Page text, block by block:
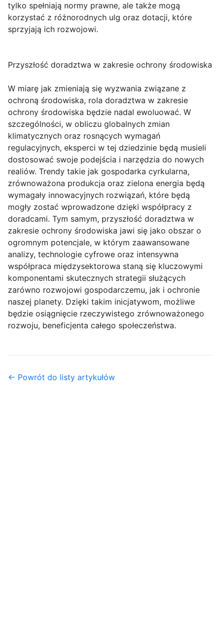
tylko spełniają normy prawne, ale także mogą
korzystać z różnorodnych ulg oraz dotacji, które
sprzyjają ich rozwojowi.
Przyszłość doradztwa w zakresie ochrony środowiska
W miarę jak zmieniają się wyzwania związane z
ochroną środowiska, rola doradztwa w zakresie
ochrony środowiska będzie nadal ewoluować. W
szczególności, w obliczu globalnych zmian
klimatycznych oraz rosnących wymagań
regulacyjnych, eksperci w tej dziedzinie będą musieli
dostosować swoje podejścia i narzędzia do nowych
realiów. Trendy takie jak gospodarka cyrkularna,
zrównoważona produkcja oraz zielona energia będą
wymagały innowacyjnych rozwiązań, które będą
mogły zostać wprowadzone dzięki współpracy z
doradcami. Tym samym, przyszłość doradztwa w
zakresie ochrony środowiska jawi się jako obszar o
ogromnym potencjale, w którym zaawansowane
analizy, technologie cyfrowe oraz intensywna
współpraca międzysektorowa staną się kluczowymi
komponentami skutecznych strategii służących
zarówno rozwojowi gospodarczemu, jak i ochronie
naszej planety. Dzięki takim inicjatywom, możliwe
będzie osiągnięcie rzeczywistego zrównoważonego
rozwoju, beneficjenta całego społeczeństwa.
← Powrót do listy artykułów